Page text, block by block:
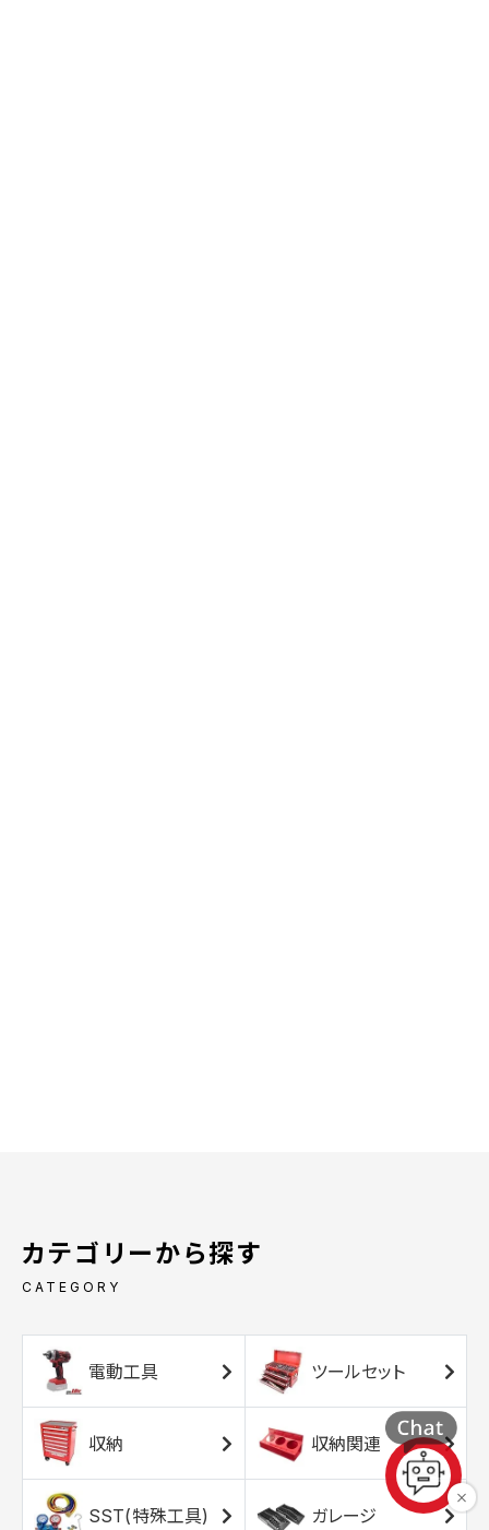
カテゴリーから探す
CATEGORY
電動工具 ツールセット
収納 収納関連
SST(特殊工具) ガレージ